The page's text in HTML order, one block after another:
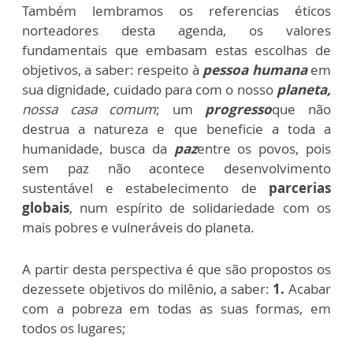
Também lembramos os referencias éticos
norteadores desta agenda, os valores
fundamentais que embasam estas escolhas de
objetivos, a saber: respeito à pessoa humanaem
sua dignidade, cuidado para com o nosso planeta,
nossa casa comum; um progressoque não
destrua a natureza e que beneficie a toda a
humanidade, busca da pazentre os povos, pois
sem paz não acontece desenvolvimento
sustentável e estabelecimento de parcerias
globais, num espírito de solidariedade com os
mais pobres e vulneráveis do planeta.
A partir desta perspectiva é que são propostos os
dezessete objetivos do milênio, a saber: 1. Acabar
com a pobreza em todas as suas formas, em
todos os lugares;